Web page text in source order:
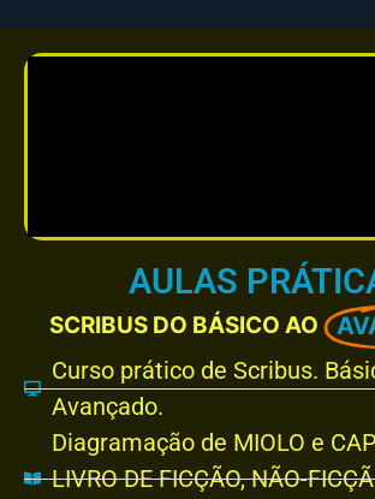
AULAS
SCRIBUS DO BÁSICO AO
Curso prático de Scribus.
Avançado.
Diagramação de MIOLO e
LIVRO DE FICÇÃO, NÃO-